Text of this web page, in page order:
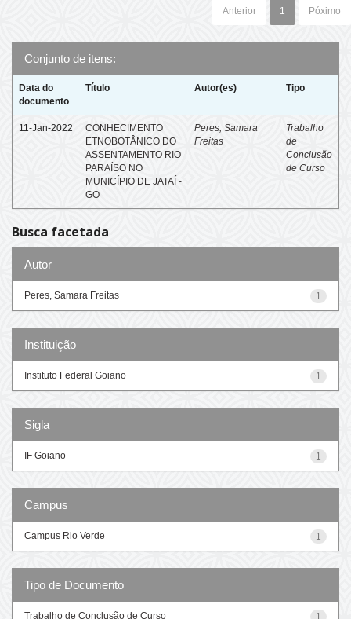
Anterior 1 Póximo
Conjunto de itens:
Data do
documento
Título Autor(es) Tipo
11-Jan-2022
CONHECIMENTO
ETNOBOTÂNICO DO
ASSENTAMENTO RIO
PARAÍSO NO
MUNICÍPIO DE JATAÍ -
GO
Peres, Samara
Freitas
Trabalho
de
Conclusão
de Curso
Busca facetada
Autor
1
Peres, Samara Freitas
Instituição
1
Instituto Federal Goiano
Sigla
1
IF Goiano
Campus
1
Campus Rio Verde
Tipo de Documento
1
Trabalho de Conclusão de Curso